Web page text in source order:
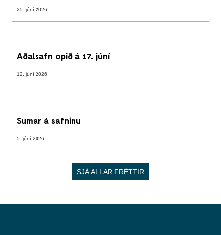
25. júní 2026
Aðalsafn opið á 17. júní
12. júní 2026
Sumar á safninu
5. júní 2026
SJÁ ALLAR FRÉTTIR